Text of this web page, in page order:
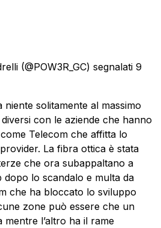
(@POW3R_GC) segnalati 9
niente solitamente al massimo
con le aziende che hanno
Telecom che affitta lo
La fibra ottica è stata
che ora subappaltano a
dopo lo scandalo e multa da
che ha bloccato lo sviluppo
zone può essere che un
l’altro ha il rame